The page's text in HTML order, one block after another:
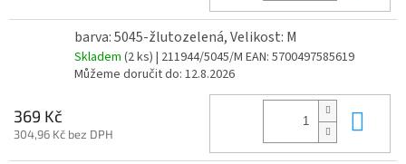
barva: 5045-žlutozelená, Velikost: M
Skladem (2 ks) | 211944/5045/M EAN: 5700497585619
Můžeme doručit do: 12.8.2026
369 Kč
304,96 Kč bez DPH